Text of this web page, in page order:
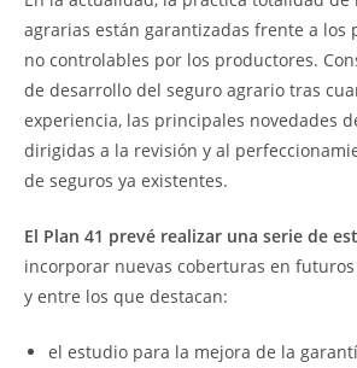
agrarias están garantizadas frente a los
no controlables por los productores.
de desarrollo del seguro agrario tras
experiencia, las principales novedades
dirigidas a la revisión y al
de seguros ya existentes.
El Plan 41 prevé realizar una serie de
incorporar nuevas coberturas en
y entre los que destacan:
el estudio para la mejora de la